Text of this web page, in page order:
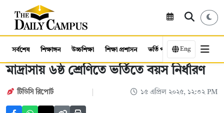
সর্বশেষ শিক্ষাঙ্গন উচ্চশিক্ষা শিক্ষা প্রশাসন ভর্তি পরীক্ষা কর্মসংস্থান
Eng
মাদ্রাসায় ৬ষ্ঠ শ্রেণিতে ভর্তিতে বয়স নির্ধারণ
টিডিসি রিপোর্ট ১৫ এপ্রিল ২০২৫, ১২:৩২ PM